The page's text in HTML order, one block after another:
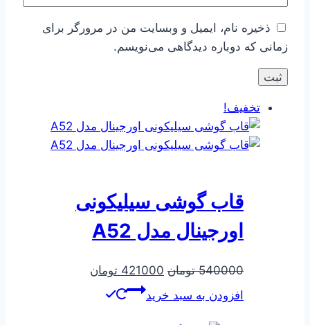
ذخیره نام، ایمیل و وبسایت من در مرورگر برای
زمانی که دوباره دیدگاهی می‌نویسم.
تخفیف!
قاب گوشی سیلیکونی
اورجینال مدل A52
540000 تومان قیمت
اصلی
421000 تومان
افزودن به سبد خرید